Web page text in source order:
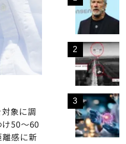
象に調
50～60
感に新